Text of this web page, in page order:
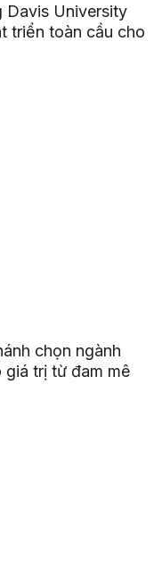
Davis University
triển toàn cầu cho
chọn ngành
giá trị từ đam mê